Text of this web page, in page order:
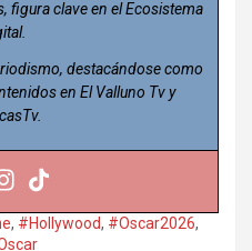
figura clave en el Ecosistema
destacándose como
en El Valluno Tv y
, #Hollywood, #Oscar2026,